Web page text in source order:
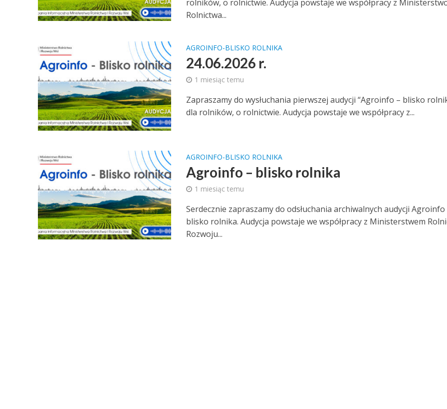
rolników, o rolnictwie. Audycja powstaje we współpracy z
Rolnictwa...
AGROINFO-BLISKO ROLNIKA
24.06.2026 r.
1 miesiąc temu
Zapraszamy do wysłuchania pierwszej audycji “Agroinfo – blisko
dla rolników, o rolnictwie. Audycja powstaje we współpracy z...
AGROINFO-BLISKO ROLNIKA
Agroinfo – blisko rolnika
1 miesiąc temu
Serdecznie zapraszamy do odsłuchania archiwalnych audycji Agroinfo
blisko rolnika. Audycja powstaje we współpracy z Ministerstwem
Rozwoju...